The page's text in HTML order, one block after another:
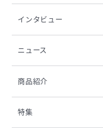
インタビュー
ニュース
商品紹介
特集